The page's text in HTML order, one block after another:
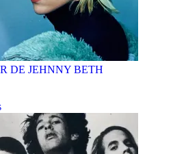
DE JEHNNY BETH